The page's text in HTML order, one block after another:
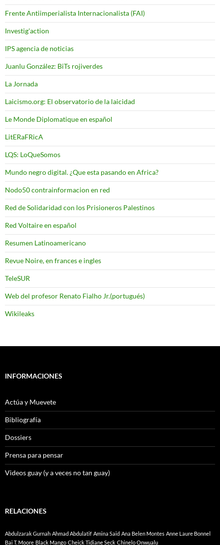
Frente Antiimperialista Internacionalista (FAI)
Investig'action
IPS agencia de noticias
Juanlu González: BiTs rojiverdes
La Jornada
Laicismo.org: El observatorio de la laicidad
Le Monde Diplomatique en español
LitERaFRicA
LQS: LoQueSomos
Mundo negro digital. ¿Que esta pasando en Africa?
Nodo50 contrainformacion en red
Red de Solidaridad con los Prisioneros Palestinos
Red Voltaire en español
Resumen Latinoamericano
Revue Noire, en frances e ingles
TeleSUR
Web del profesor Renato Fialho Jr.(portugués)
Wikileaks
INFORMACIONES
Actúa y Muevete
Bibliografía
Dossiers
Prensa para pensar
Videos guay (y a veces no tan guay)
RELACIONES
Abdulzarak Gurnah Ahmad Abdulatif Amina Said Ana Belen Montes Anne Laure Bonnel
Bai T. Moore Black Mango Cheick Tidiane Seck Chinelo Onwualu